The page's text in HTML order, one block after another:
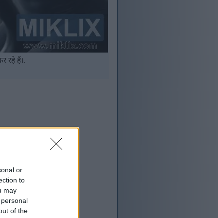
or
to
may
of the
रहे हैं।.